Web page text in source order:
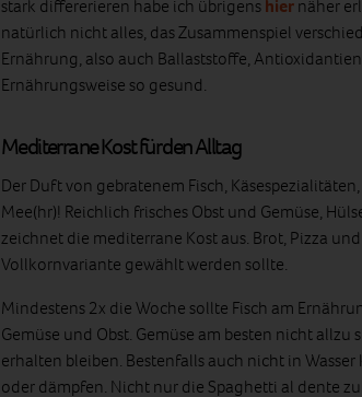
stark differerieren habe ich übrigenshiernäher
natürlich nicht alles, das Zusammenspiel
Ernährung, also auch Ballaststoffe,
Ernährungsweise so gesund.
Mediterrane Kost für den Alltag
Der Duft von gebratenem Fisch,
Mee(hr)! Reichlich frisches Obst und Gemüse,
zeichnet die mediterrane Kost aus. Brot, Pizza
Vollkornvariante gewählt werden sollte.
Mindestens 2x die Woche sollte Fisch am
Gemüse und Obst. Gemüse am besten nicht
erhalten bleiben. Bestenfalls auch nicht in
oder dämpfen. Nicht nur die Spaghetti al dente